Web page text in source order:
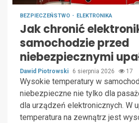
BEZPIECZEŃSTWO ELEKTRONIKA
Jak chronić
samochodzie przed
niebezpiecznymi
Dawid Piotrowski 6 sierpnia 2026 17
Wysokie temperatury w
niebezpieczne nie tylko dla
dla urządzeń elektronicznych. W
temperatura na zewnątrz jest